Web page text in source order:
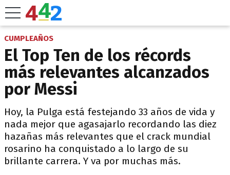
CUMPLEAÑOS
El Top Ten de los récords
más relevantes alcanzados
por Messi
Hoy, la Pulga está festejando 33 años de vida y
nada mejor que agasajarlo recordando las diez
hazañas más relevantes que el crack mundial
rosarino ha conquistado a lo largo de su
brillante carrera. Y va por muchas más.